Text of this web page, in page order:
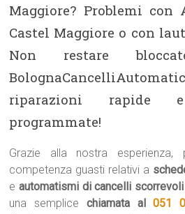
Maggiore? Problemi con
Castel Maggiore o con
Non restare
riparazioni rapide e
programmate!
Grazie alla nostra esperienza,
competenza guasti relativi a
eautomatismi di cancelli scorrevoli
una semplice chiamata al051